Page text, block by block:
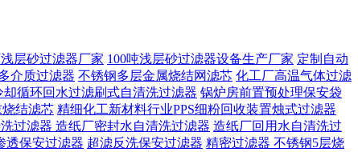
层砂过滤器厂家 100吨浅层砂过滤器设备生产厂家 定制自动
介质过滤器 不锈钢多层金属烧结网滤芯 化工厂高温气体过滤
却循环回水过滤刷式自清洗过滤器 锅炉房前置预处理保安袋
结滤芯 精细化工新材料行业PPS细粉回收装置烛式过滤器
过滤器 造纸厂密封水自清洗过滤器 造纸厂回用水自清洗过
透保安过滤器 超滤反洗保安过滤器 精密过滤器 不锈钢5层烧